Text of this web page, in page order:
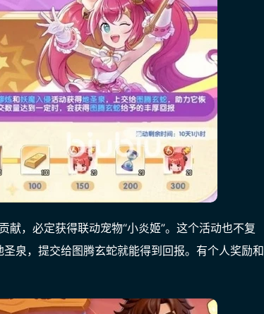
献，必定获得联动宠物“小炎姬”。这个活动也不复
泉，提交给图腾玄蛇就能得到回报。有个人奖励和